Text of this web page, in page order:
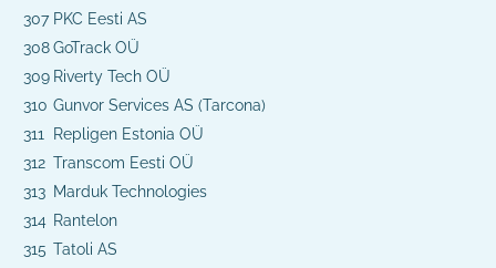
307 PKC Eesti AS
308GoTrack OÜ
309 Riverty Tech OÜ
310 Gunvor Services AS (Tarcona)
311
Repligen Estonia OÜ
312 Transcom Eesti OÜ
313 Marduk Technologies
314 Rantelon
315 Tatoli AS